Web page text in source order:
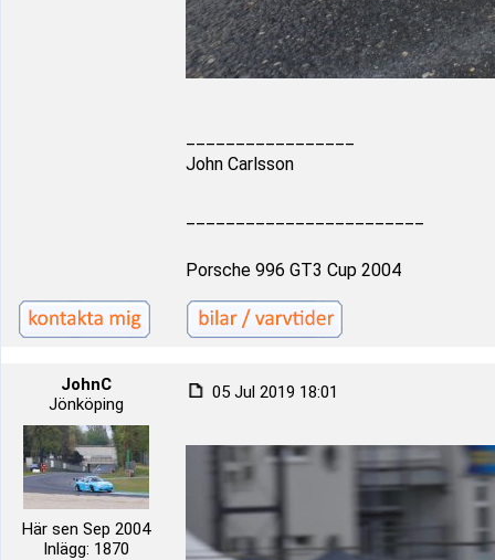
John Carlsson
Porsche 996 GT3 Cup 2004
JohnC
Jönköping
Här sen Sep 2004
Inlägg: 1870
05 Jul 2019 18:01